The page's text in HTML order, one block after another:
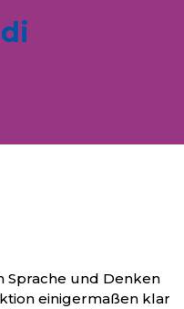
Sprache und Denken
einigermaßen klar